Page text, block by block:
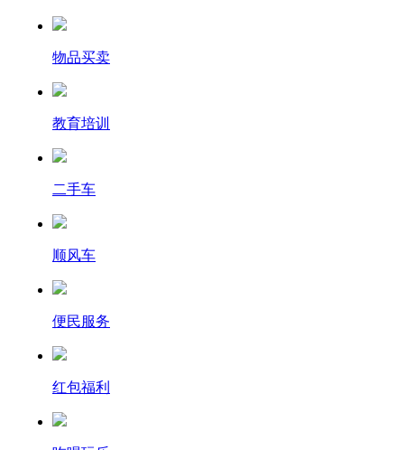
物品买卖
教育培训
二手车
顺风车
便民服务
红包福利